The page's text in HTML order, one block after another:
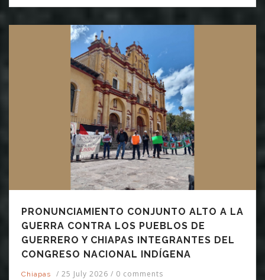
PRONUNCIAMIENTO CONJUNTO ALTO A LA
GUERRA CONTRA LOS PUEBLOS DE
GUERRERO Y CHIAPAS INTEGRANTES DEL
CONGRESO NACIONAL INDÍGENA
Chiapas / 25 July 2026 / 0 comments